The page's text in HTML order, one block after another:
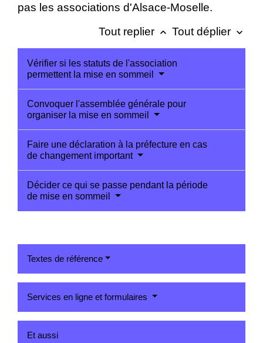
pas les associations d'Alsace-Moselle.
Tout replier keyboard_arrow_up Tout déplier keyboard_arrow_down
Vérifier si les statuts de l'association
permettent la mise en sommeil
Convoquer l'assemblée générale pour
organiser la mise en sommeil
Faire une déclaration à la préfecture en cas
de changement important
Décider ce qui se passe pendant la période
de mise en sommeil
Textes de référence
Services en ligne et formulaires
Et aussi